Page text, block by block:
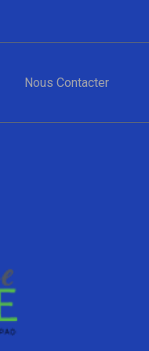
Nous Contacter